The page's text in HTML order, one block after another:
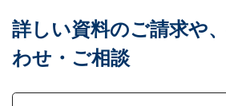
詳しい資料のご請求や
わせ・ご相談